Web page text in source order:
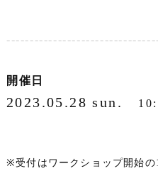
開催日
2023.05.28 sun.
※受付はワークショップ開始の